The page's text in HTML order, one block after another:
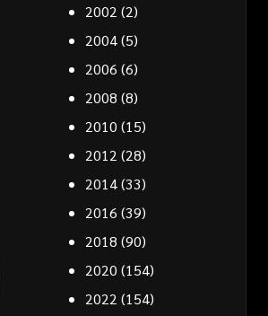
2002 (2)
2004(5)
2006 (6)
2008 (8)
2010 (15)
2012 (28)
2014(33)
2016 (39)
2018 (90)
2020 (154)
2022 (154)